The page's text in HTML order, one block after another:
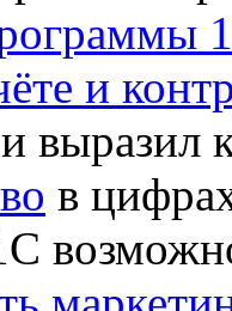
и
выразил
в